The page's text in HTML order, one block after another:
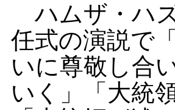
ハムザ・ハ
任式の演説で
いに尊敬し合
いく」「大統